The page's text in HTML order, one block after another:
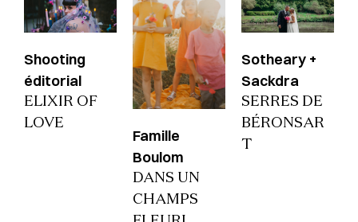
Shooting
éditorial
ELIXIR OF
LOVE
Famille
Boulom
DANS UN
CHAMPS
Sotheary +
Sackdra
SERRES DE
BÉRONSAR
T